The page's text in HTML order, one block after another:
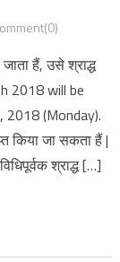
हैं, उसे श्राद्ध
2018 will be
(Monday).
किया जा सकता हैं |
श्राद्ध […]